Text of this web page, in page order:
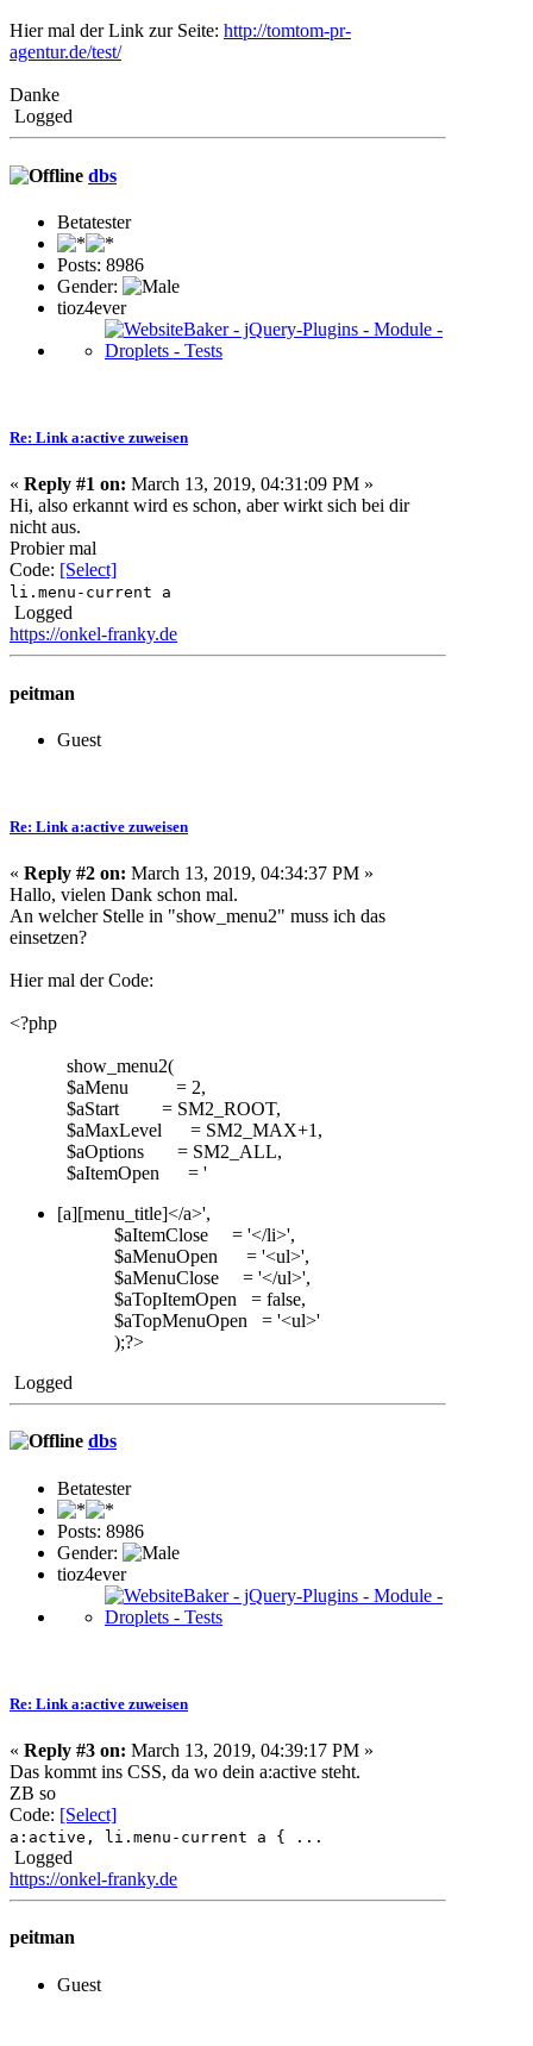
Hier mal der Link zur Seite: http://tomtom-pr-
agentur.de/test/
Danke
Logged
dbs
Betatester
Posts: 8986
Gender:
tioz4ever
Re: Link a:active zuweisen
« Reply #1 on: March 13, 2019, 04:31:09 PM »
Hi, also erkannt wird es schon, aber wirkt sich bei dir
nicht aus.
Probier mal
Code: [Select]
li.menu-current a
Logged
https://onkel-franky.de
peitman
Guest
Re: Link a:active zuweisen
« Reply #2 on: March 13, 2019, 04:34:37 PM »
Hallo, vielen Dank schon mal.
An welcher Stelle in "show_menu2" muss ich das
einsetzen?
Hier mal der Code:
<?php
show_menu2(
$aMenu = 2,
$aStart = SM2_ROOT,
$aMaxLevel = SM2_MAX+1,
$aOptions = SM2_ALL,
$aItemOpen = '
[a][menu_title]</a>',
$aItemClose = '</li>',
$aMenuOpen = '<ul>',
$aMenuClose = '</ul>',
$aTopItemOpen = false,
$aTopMenuOpen = '<ul>'
);?>
Logged
dbs
Betatester
Posts: 8986
Gender:
tioz4ever
Re: Link a:active zuweisen
« Reply #3 on: March 13, 2019, 04:39:17 PM »
Das kommt ins CSS, da wo dein a:active steht.
ZB so
Code: [Select]
a:active, li.menu-current a { ...
Logged
https://onkel-franky.de
peitman
Guest